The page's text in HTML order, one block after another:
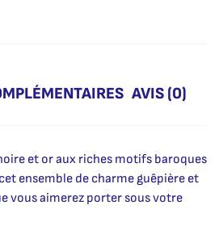
AVIS (0)
et or aux riches motifs baroques
ensemble de charme guêpière et
vous aimerez porter sous votre